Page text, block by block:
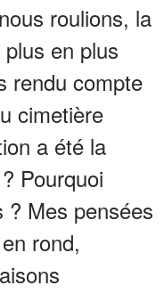
roulions, la
en plus
rendu compte
cimetière
a été la
Pourquoi
? Mes pensées
rond,